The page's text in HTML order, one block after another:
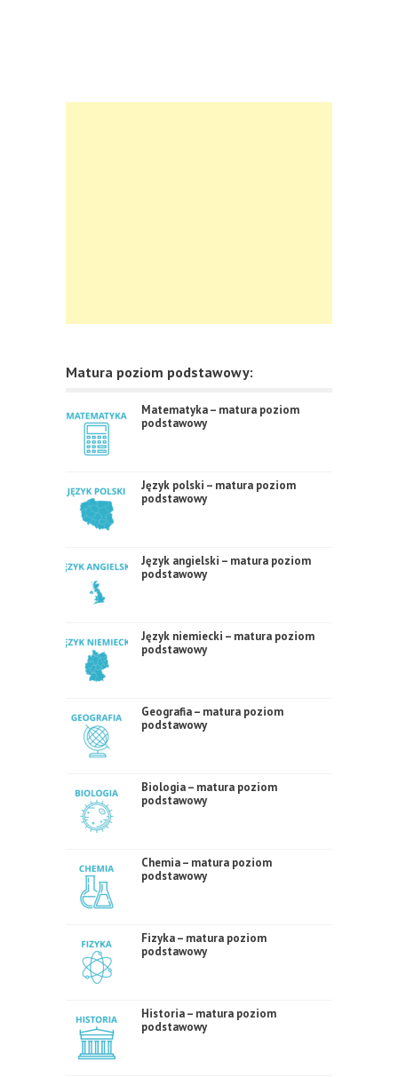
Matura poziom podstawowy:
Matematyka – matura poziom
podstawowy
Język polski – matura poziom
podstawowy
Język angielski – matura poziom
podstawowy
Język niemiecki – matura poziom
podstawowy
Geografia – matura poziom
podstawowy
Biologia – matura poziom
podstawowy
Chemia – matura poziom
podstawowy
Fizyka – matura poziom
podstawowy
Historia – matura poziom
podstawowy